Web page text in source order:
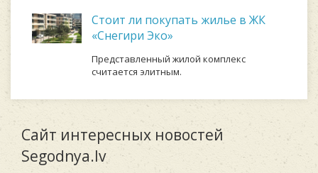
Стоит ли покупать жилье в ЖК
«Снегири Эко»
Представленный жилой комплекс
считается элитным.
Сайт интересных новостей
Segodnya.lv